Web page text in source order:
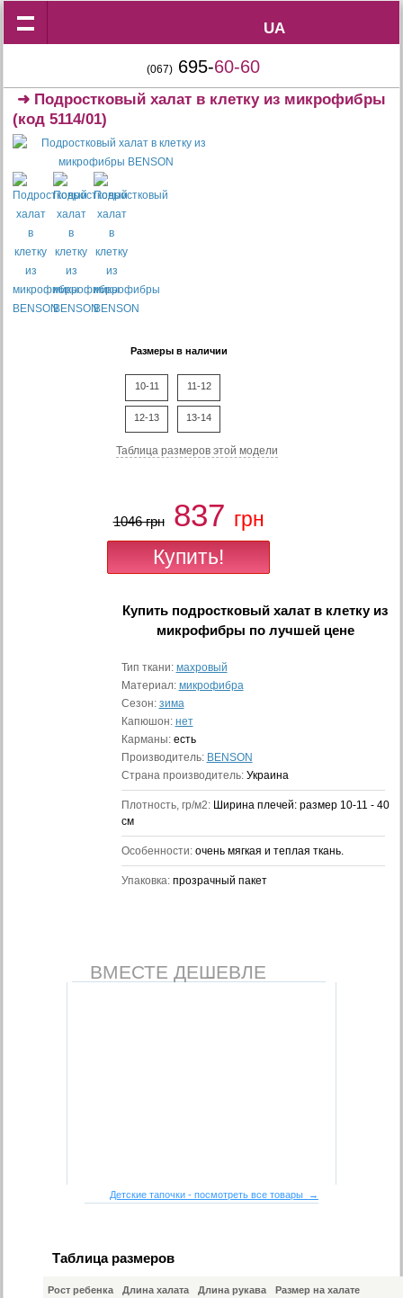
UA
UA
(067) 695-60-60
➜ Подростковый халат в клетку из микрофибры
(код 5114/01)
Размеры в наличии
10-11 11-12
12-13 13-14
Таблица размеров этой модели
1046 грн 837 грн
Купить подростковый халат в клетку из
микрофибры по лучшей цене
Тип ткани: махровый
Материал: микрофибра
Сезон: зима
Капюшон: нет
Карманы: есть
Производитель: BENSON
Страна производитель: Украина
Плотность, гр/м2: Ширина плечей: размер 10-11 - 40
cм
Особенности: очень мягкая и теплая ткань.
Упаковка: прозрачный пакет
ВМЕСТЕ ДЕШЕВЛЕ
Детские тапочки - посмотреть все товары →
Таблица размеров
Рост ребенка Длина халата Длина рукава Размер на халате